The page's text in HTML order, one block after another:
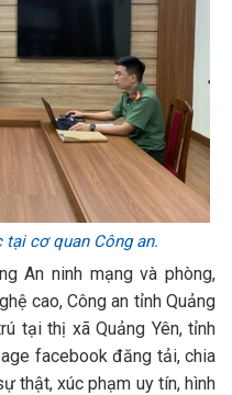
tại cơ quan Công an.
An ninh mạng và phòng,
cao, Công an tỉnh Quảng
tại thị xã Quảng Yên, tỉnh
facebook đăng tải, chia
thật, xúc phạm uy tín, hình